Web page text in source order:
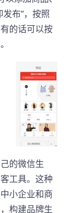
布”，按照
的话可以按
的微信生
工具。这种
小企业和商
构建品牌生